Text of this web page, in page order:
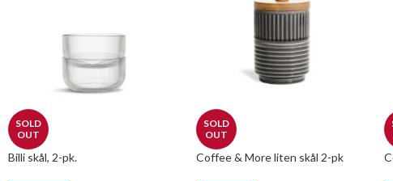
SOLD
OUT
Billi skål, 2-pk.
SOLD
OUT
Coffee & More liten skål 2-pk